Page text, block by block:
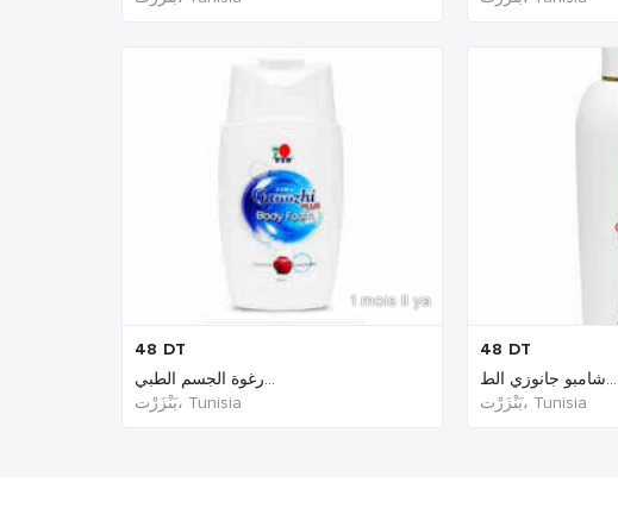
1 mois Il ya
48 DT
رغوة الجسم الطبي...
بَنْزَرْت‎، Tunisia
48 DT
شامبو جانوزي الط...
بَنْزَرْت‎، Tunisia